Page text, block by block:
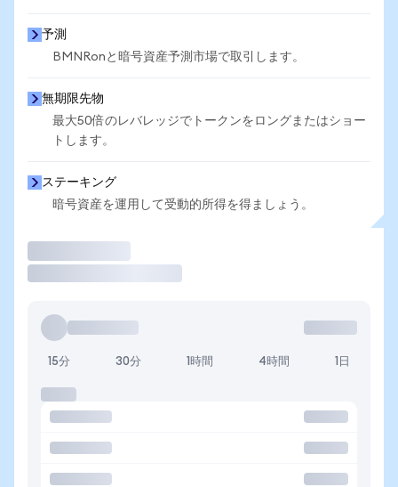
予測
BMNRonと暗号資産予測市場で取引します。
無期限先物
最大50倍のレバレッジでトークンをロングまたはショー
トします。
ステーキング
暗号資産を運用して受動的所得を得ましょう。
15分 30分 1時間 4時間 1日